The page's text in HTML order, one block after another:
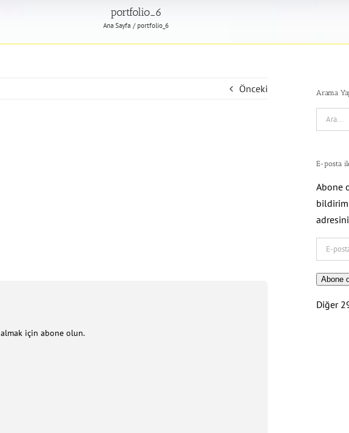
portfolio_6
Ana Sayfa portfolio_6
Önceki
için abone olun.
Arama
Search
for:
E-posta
Abone
posta
Adresi
Abone
Diğer